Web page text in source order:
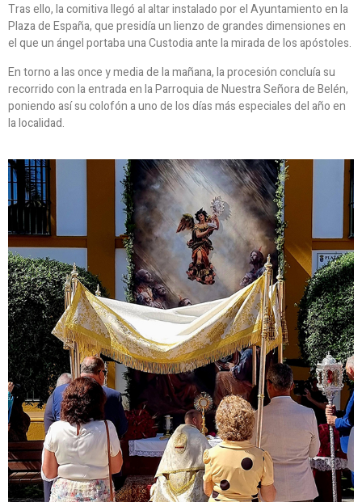
Tras ello, la comitiva llegó al altar instalado por el Ayuntamiento en la
Plaza de España, que presidía un lienzo de grandes dimensiones en
el que un ángel portaba una Custodia ante la mirada de los apóstoles.
En torno a las once y media de la mañana, la procesión concluía su
recorrido con la entrada en la Parroquia de Nuestra Señora de Belén,
poniendo así su colofón a uno de los días más especiales del año en
la localidad.